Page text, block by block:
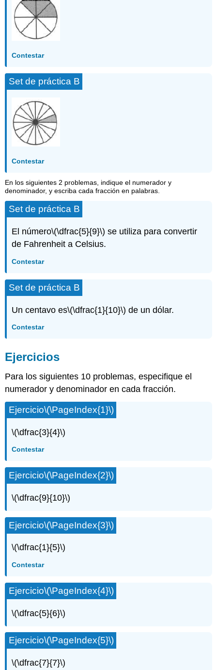
Contestar
Set de práctica B
Contestar
En los siguientes 2 problemas, indique el numerador y
denominador, y escriba cada fracción en palabras.
Set de práctica B
El número\(\dfrac{5}{9}\) se utiliza para convertir
de Fahrenheit a Celsius.
Contestar
Set de práctica B
Un centavo es\(\dfrac{1}{10}\) de un dólar.
Contestar
Ejercicios
Para los siguientes 10 problemas, especifique el
numerador y denominador en cada fracción.
Ejercicio\(\PageIndex{1}\)
\(\dfrac{3}{4}\)
Contestar
Ejercicio\(\PageIndex{2}\)
\(\dfrac{9}{10}\)
Ejercicio\(\PageIndex{3}\)
\(\dfrac{1}{5}\)
Contestar
Ejercicio\(\PageIndex{4}\)
\(\dfrac{5}{6}\)
Ejercicio\(\PageIndex{5}\)
\(\dfrac{7}{7}\)